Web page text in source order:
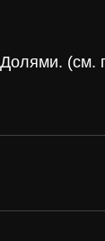
Долями.